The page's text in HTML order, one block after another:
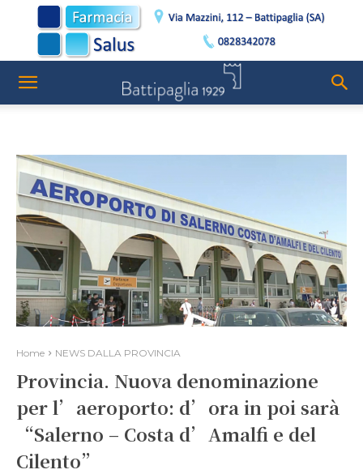
Home NEWS DALLA PROVINCIA
Provincia. Nuova denominazione
per l’aeroporto: d’ora in poi sarà
“Salerno – Costa d’Amalfi e del
Cilento”